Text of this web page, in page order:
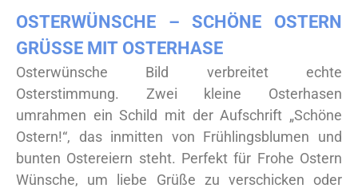
OSTERWÜNSCHE – SCHÖNE OSTERN
GRÜSSE MIT OSTERHASE
Osterwünsche Bild verbreitet echte
Osterstimmung. Zwei kleine Osterhasen
umrahmen ein Schild mit der Aufschrift „Schöne
Ostern!“, das inmitten von Frühlingsblumen und
bunten Ostereiern steht. Perfekt für Frohe Ostern
Wünsche, um liebe Grüße zu verschicken oder